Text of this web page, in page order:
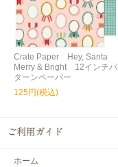
Crate Paper Hey, Santa
Merry & Bright 12インチパ
ターンペーパー
125円(税込)
ホーム